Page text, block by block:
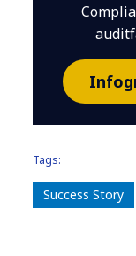
Tags:
Success Story